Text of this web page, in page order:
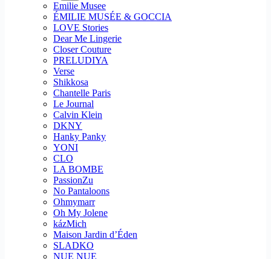
Emilie Musee
ÉMILIE MUSÉE & GOCCIA
LOVE Stories
Dear Me Lingerie
Closer Couture
PRELUDIYA
Verse
Shikkosa
Chantelle Paris
Le Journal
Calvin Klein
DKNY
Hanky Panky
YONI
CLO
LA BOMBE
PassionZu
No Pantaloons
Ohmymarr
Oh My Jolene
kázMich
Maison Jardin d’Éden
SLADKO
NUE NUE